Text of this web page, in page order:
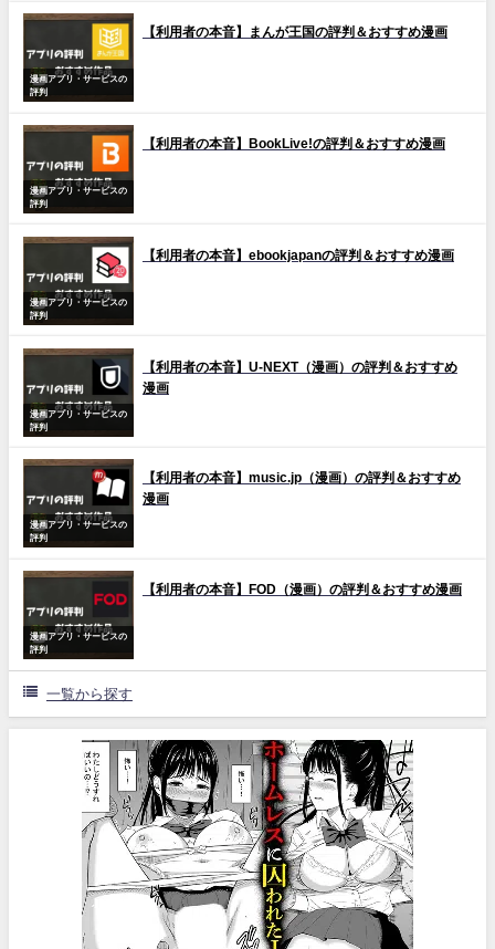
漫画アプリ・サービスの
評判
【利用者の本音】まんが王国の評判＆おすすめ漫画
漫画アプリ・サービスの
評判
【利用者の本音】BookLive!の評判＆おすすめ漫画
漫画アプリ・サービスの
評判
【利用者の本音】ebookjapanの評判＆おすすめ漫画
漫画アプリ・サービスの
評判
【利用者の本音】U-NEXT（漫画）の評判＆おすすめ
漫画
漫画アプリ・サービスの
評判
【利用者の本音】music.jp（漫画）の評判＆おすすめ
漫画
漫画アプリ・サービスの
評判
【利用者の本音】FOD（漫画）の評判＆おすすめ漫画
一覧から探す